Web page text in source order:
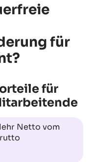
für
für
Netto vom